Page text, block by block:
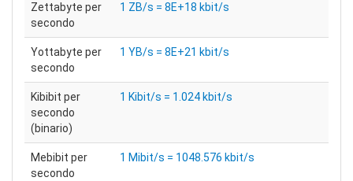
Zettabyte per
secondo
1 ZB/s = 8E+18 kbit/s
Yottabyte per
secondo
1 YB/s = 8E+21 kbit/s
Kibibit per
secondo
(binario)
1 Kibit/s = 1.024 kbit/s
Mebibit per
secondo
1 Mibit/s = 1048.576 kbit/s